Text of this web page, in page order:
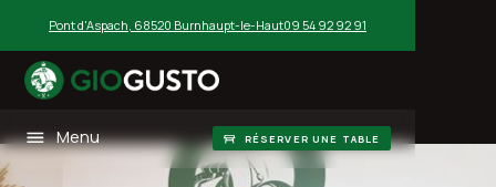
Pont d'Aspach, 68520 Burnhaupt-le-Haut09 54 92 92 91
Menu RÉSERVER UNE TABLE